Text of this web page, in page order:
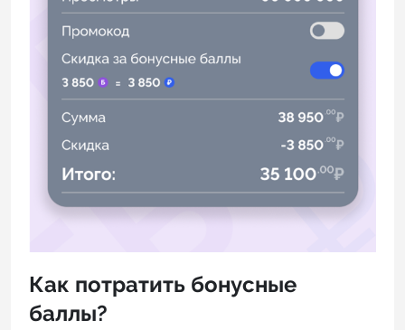
АСТ-54 — главное в
Как потратить бонусные
баллы?